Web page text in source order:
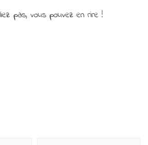
pas, vous pouvez en rire !